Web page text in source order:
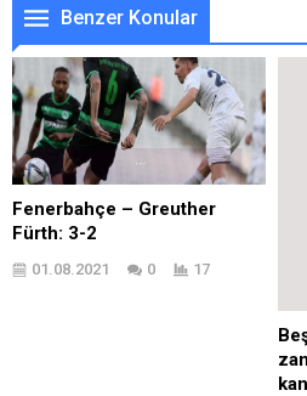
Benzer Konular
Fenerbahçe – Greuther
Fürth: 3-2
01.08.2021 0 17